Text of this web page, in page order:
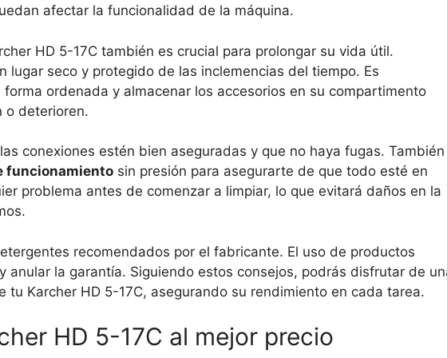
afectar la funcionalidad de la máquina.
HD 5-17C también es crucial para prolongar su vida útil.
lugar seco y protegido de las inclemencias del tiempo. Es
ordenada y almacenar los accesorios en su compartimento
o deterioren.
conexiones estén bien aseguradas y que no haya fugas. También
funcionamiento sin presión para asegurarte de que todo esté en
problema antes de comenzar a limpiar, lo que evitará daños en la
recomendados por el fabricante. El uso de productos
anular la garantía. Siguiendo estos consejos, podrás disfrutar de
tu Karcher HD 5-17C, asegurando su rendimiento en cada tarea.
HD 5-17C al mejor precio